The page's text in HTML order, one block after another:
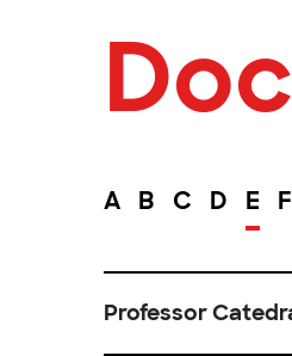
A B C D E F
Professor